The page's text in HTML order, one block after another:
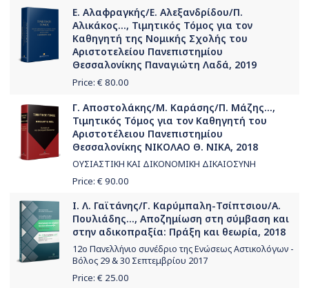
Ε. Αλαφραγκής/Ε. Αλεξανδρίδου/Π.
Αλικάκος..., Τιμητικός Τόμος για τον
Καθηγητή της Νομικής Σχολής του
Αριστοτελείου Πανεπιστημίου
Θεσσαλονίκης Παναγιώτη Λαδά, 2019
Price: € 80.00
Γ. Αποστολάκης/Μ. Καράσης/Π. Μάζης...,
Τιμητικός Τόμος για τον Καθηγητή του
Αριστοτέλειου Πανεπιστημίου
Θεσσαλονίκης ΝΙΚΟΛΑΟ Θ. ΝΙΚΑ, 2018
ΟΥΣΙΑΣΤΙΚΗ ΚΑΙ ΔΙΚΟΝΟΜΙΚΗ ΔΙΚΑΙΟΣΥΝΗ
Price: € 90.00
Ι. Λ. Γαϊτάνης/Γ. Καρύμπαλη-Τσίπτσιου/Α.
Πουλιάδης..., Αποζημίωση στη σύμβαση και
στην αδικοπραξία: Πράξη και θεωρία, 2018
12ο Πανελλήνιο συνέδριο της Ενώσεως Αστικολόγων -
Βόλος 29 & 30 Σεπτεμβρίου 2017
Price: € 25.00